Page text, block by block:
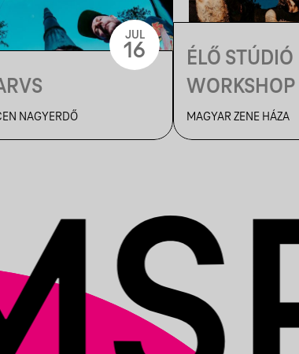
NAGYERDŐ
JUL
16
ÉLŐ STÚDIÓ
WORKSHOP
LAZARVS
MAGYAR ZENE HÁZA